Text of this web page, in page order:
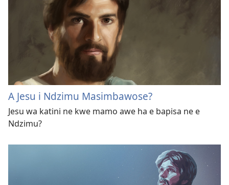
A Jesu i Ndzimu Masimbawose?
Jesu wa katini ne kwe mamo awe ha e bapisa ne e
Ndzimu?